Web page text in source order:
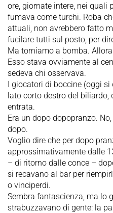
ore, giornate intere, nei quali
fumava come turchi. Roba
attuali, non avrebbero fatto
fucilare tutti sul posto, per
Ma torniamo a bomba.
Esso stava ovviamente al
sedeva chi osservava.
I giocatori di boccine (oggi
lato corto destro del
entrata.
Era un dopo dopopranzo.
dopo.
Voglio dire che per dopo
approssimativamente dalle
– di ritorno dalle conce –
si recavano al bar per
o vinciperdi.
Sembra fantascienza, ma lo
strabuzzavano di gente: la